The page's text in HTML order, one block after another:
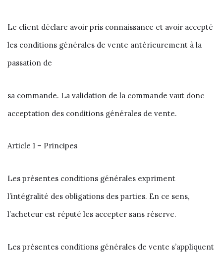
Le client déclare avoir pris connaissance et avoir accepté
les conditions générales de vente antérieurement à la
passation de
sa commande. La validation de la commande vaut donc
acceptation des conditions générales de vente.
Article 1 – Principes
Les présentes conditions générales expriment
l’intégralité des obligations des parties. En ce sens,
l’acheteur est réputé les accepter sans réserve.
Les présentes conditions générales de vente s’appliquent